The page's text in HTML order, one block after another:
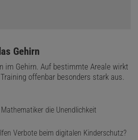
Gehirn
im Gehirn. Auf bestimmte Areale wirkt
offenbar besonders stark aus.
die Unendlichkeit
Verbote beim digitalen Kinderschutz?